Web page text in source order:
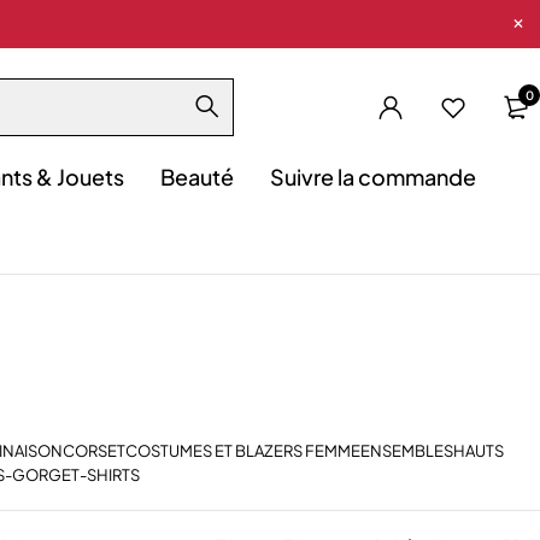
0
& Jouets Beauté Suivre la commande
CORSETCOSTUMES ET BLAZERS FEMMEENSEMBLESHAUTS
GORGET-SHIRTS